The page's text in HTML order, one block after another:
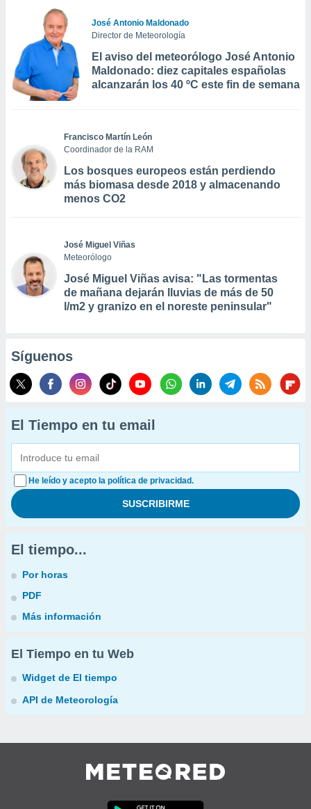
José Antonio Maldonado
Director de Meteorología
El aviso del meteorólogo José Antonio
Maldonado: diez capitales españolas
alcanzarán los 40 ºC este fin de semana
Francisco Martín León
Coordinador de la RAM
Los bosques europeos están perdiendo
más biomasa desde 2018 y almacenando
menos CO2
José Miguel Viñas
Meteorólogo
José Miguel Viñas avisa: "Las tormentas
de mañana dejarán lluvias de más de 50
l/m2 y granizo en el noreste peninsular"
Síguenos
El Tiempo en tu email
He leído y acepto la política de privacidad.
El tiempo...
Por horas
PDF
Más información
El Tiempo en tu Web
Widget de El tiempo
API de Meteorología